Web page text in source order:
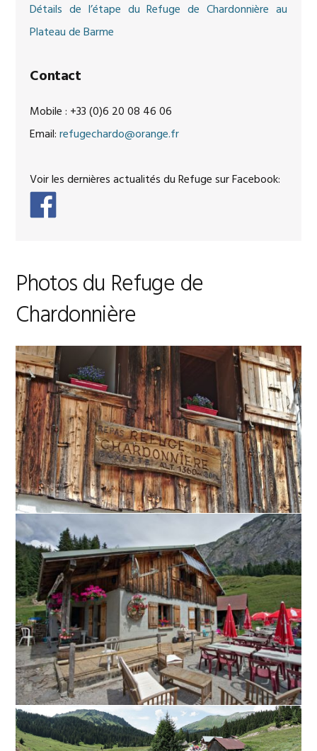
Détails de l’étape du Refuge de Chardonnière au
Plateau de Barme
Contact
Mobile : +33 (0)6 20 08 46 06
Email:refugechardo@orange.fr
Voir les dernières actualités du Refuge sur Facebook:
Photos du Refuge de
Chardonnière